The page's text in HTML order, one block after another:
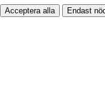
Acceptera alla Endast